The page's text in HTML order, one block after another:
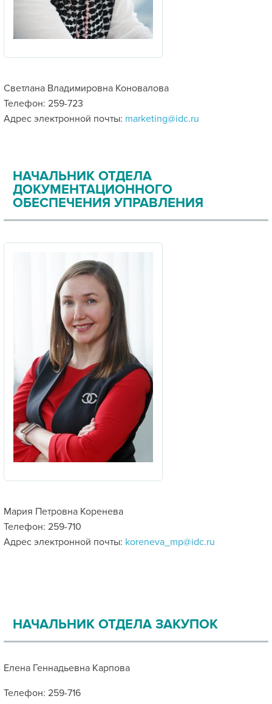
Светлана Владимировна Коновалова
Телефон: 259-723
Адрес электронной почты: marketing@idc.ru
НАЧАЛЬНИК ОТДЕЛА
ДОКУМЕНТАЦИОННОГО
ОБЕСПЕЧЕНИЯ УПРАВЛЕНИЯ
Мария Петровна Коренева
Телефон: 259-710
Адрес электронной почты: koreneva_mp@idc.ru
НАЧАЛЬНИК ОТДЕЛА ЗАКУПОК
Елена Геннадьевна Карпова
Телефон: 259-716